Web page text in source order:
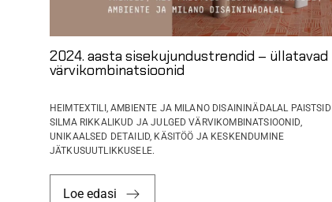
2024. aasta sisekujundustrendid – üllatavad
värvikombinatsioonid
HEIMTEXTILI, AMBIENTE JA MILANO DISAININÄDALAL PAISTSID
SILMA RIKKALIKUD JA JULGED VÄRVIKOMBINATSIOONID,
UNIKAALSED DETAILID, KÄSITÖÖ JA KESKENDUMINE
JÄTKUSUUTLIKKUSELE.
Loe edasi